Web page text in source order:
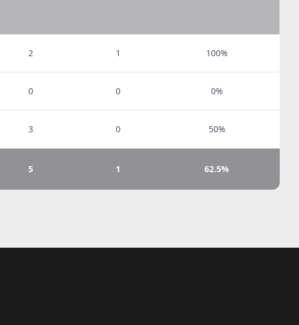
2 1 100%
0 0 0%
3 0 50%
5 1 62.5%